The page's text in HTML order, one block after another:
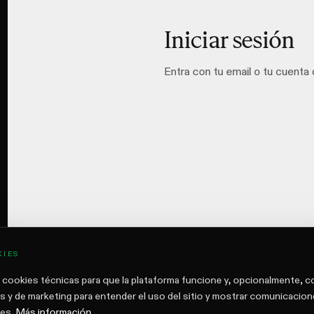
Iniciar sesión
Entra con tu email o tu cuenta
cookies técnicas para que la plataforma funcione y, opcionalmente,
y de marketing para entender el uso del sitio y mostrar